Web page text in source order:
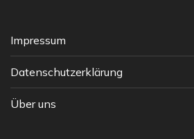
Impressum
Datenschutzerklärung
Über uns